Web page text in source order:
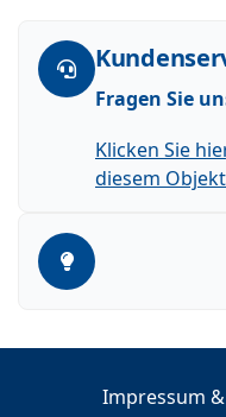
Fragen Sie
Klicken Sie
diesem
Impressum